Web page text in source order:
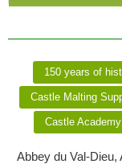
150 years of
Castle Malting
Castle Academy
Abbey du Val-Dieu,